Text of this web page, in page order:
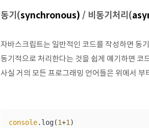
동기(synchronous) / 비동기처리(
자바스크립트는 일반적인 코드를 작성하면 동
동기적으로 처리한다는 것을 쉽게 얘기하면 코
사실 거의 모든 프로그래밍 언어들은 위에서
console.log(1+1